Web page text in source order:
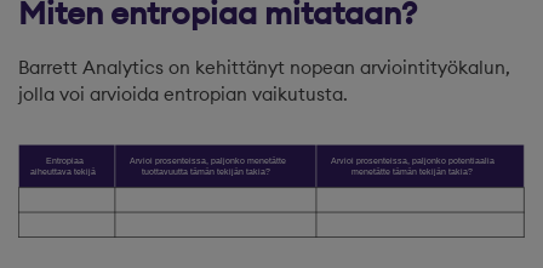
Miten entropiaa mitataan?
Barrett Analytics on kehittänyt nopean arviointityökalun,
jolla voi arvioida entropian vaikutusta.